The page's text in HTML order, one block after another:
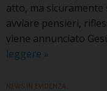
atto, ma
avviare pensieri,
viene annunciato
leggere Coordinate
Pastorale
»
NEWS IN EVIDENZA